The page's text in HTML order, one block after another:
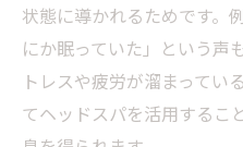
状態に導かれるためです。
にか眠っていた」という声
トレスや疲労が溜まってい
てヘッドスパを活用するこ